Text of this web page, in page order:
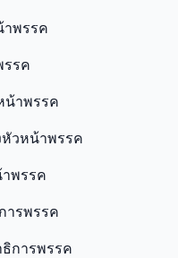
าพรรค
รรค
น้าพรรค
หัวหน้าพรรค
พรรค
ารพรรค
การพรรค